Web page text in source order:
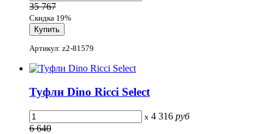
35 767
Скидка 19%
Артикул: z2-81579
Туфли Dino Ricci Select
x 4 316 руб
6 640